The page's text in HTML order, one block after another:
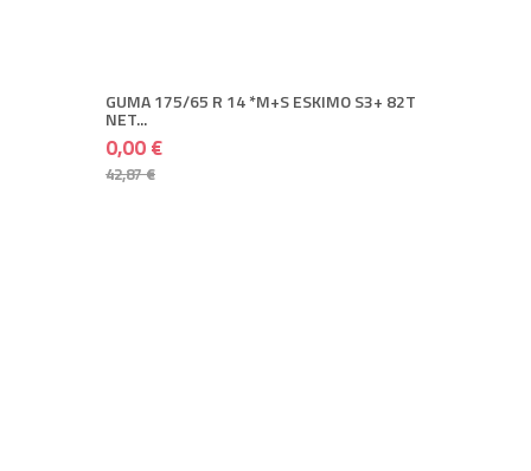
GUMA 175/65 R 14 *M+S ESKIMO S3+ 82T
NET...
0,00 €
42,87 €